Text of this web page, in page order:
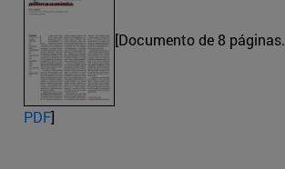
[Documento de 8 páginas.
PDF]